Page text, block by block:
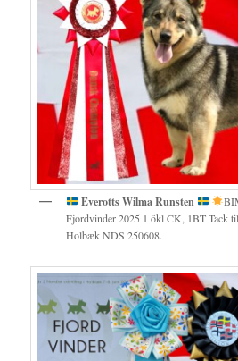
Everotts Wilma Runsten
Fjordvinder 2025 1 ökl CK, 1BT Tack
Holbæk NDS 250608.